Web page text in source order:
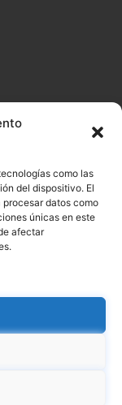
como las
del dispositivo. El
datos como
únicas en este
afectar